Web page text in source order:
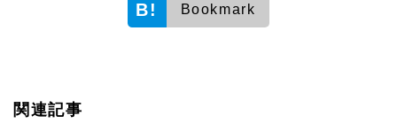
Bookmark
関連記事